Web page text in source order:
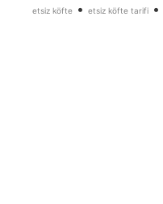
etsiz köfte• etsiz köfte tarifi•